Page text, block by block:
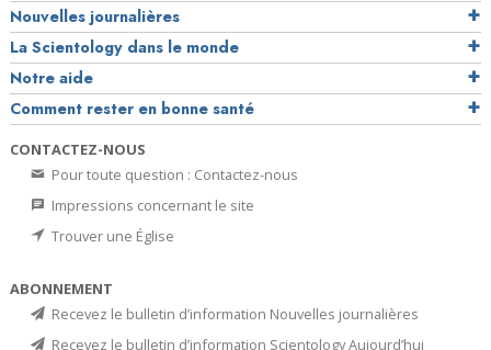
Nouvelles journalières
La Scientology dans le monde
Notre aide
Comment rester en bonne santé
CONTACTEZ-NOUS
Pour toute question : Contactez-nous
Impressions concernant le site
Trouver une Église
ABONNEMENT
Recevez le bulletin d’information Nouvelles journalières
Recevez le bulletin d’information Scientology Aujourd’hui